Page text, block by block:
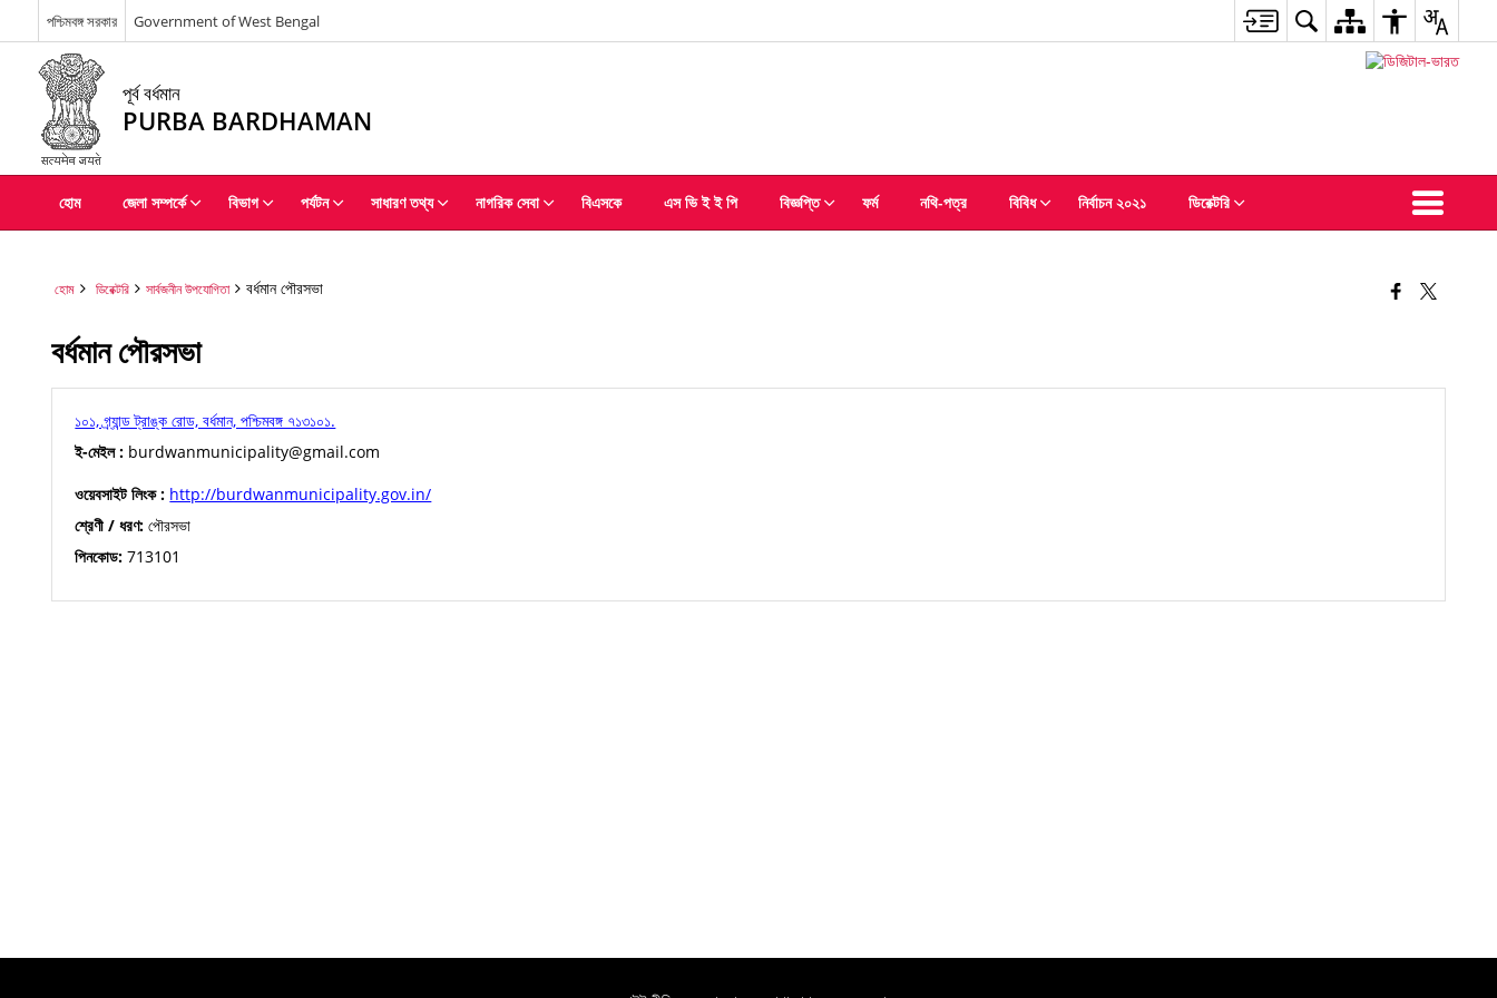
পশ্চিমবঙ্গ সরকার Government of West Bengal
পূর্ব বর্ধমান
PURBA BARDHAMAN
হোম জেলা সম্পর্কে বিভাগ পর্যটন সাধারণ তথ্য নাগরিক সেবা বিএসকে এস ভি ই ই পি বিজ্ঞপ্তি ফৰ্ম নথি-পত্র বিবিধ নির্বাচন ২০২১ ডিরেক্টরি
হোম ডিরেক্টরি সার্বজনীন উপযোগিতা বর্ধমান পৌরসভা
বর্ধমান পৌরসভা
১০১, গ্র্যান্ড ট্রাঙ্ক রোড, বর্ধমান, পশ্চিমবঙ্গ ৭১৩১০১.
ই-মেইল : burdwanmunicipality@gmail.com
ওয়েবসাইট লিংক : http://burdwanmunicipality.gov.in/
শ্রেণী / ধরণ: পৌরসভা
পিনকোড: 713101